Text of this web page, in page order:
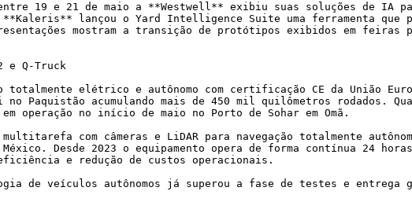
entre 19 e 21 de maio a **Westwell** exibiu suas soluções de IA
**Kaleris** lançou o Yard Intelligence Suite uma ferramenta que
mostram a transição de protótipos exibidos em feiras
e Q-Truck
totalmente elétrico e autônomo com certificação CE da União
no Paquistão acumulando mais de 450 mil quilômetros rodados.
operação no início de maio no Porto de Sohar em Omã.
com câmeras e LiDAR para navegação totalmente
Desde 2023 o equipamento opera de forma contínua 24
e redução de custos operacionais.
de veículos autônomos já superou a fase de testes e entrega